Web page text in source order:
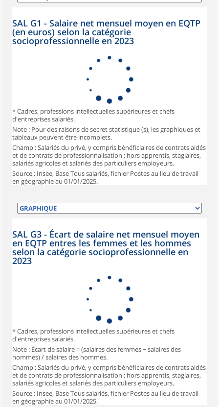
SAL G1 - Salaire net mensuel moyen en EQTP
(en euros) selon la catégorie
socioprofessionnelle en 2023
* Cadres, professions intellectuelles supérieures et chefs
d'entreprises salariés.
Note : Pour des raisons de secret statistique (s), les graphiques et
tableaux peuvent être incomplets.
Champ : Salariés du privé, y compris bénéficiaires de contrats aidés
et de contrats de professionnalisation ; hors apprentis, stagiaires,
salariés agricoles et salariés des particuliers employeurs.
Source : Insee, Base Tous salariés, fichier Postes au lieu de travail
en géographie au 01/01/2025.
SAL G3 - Écart de salaire net mensuel moyen
en EQTP entres les femmes et les hommes
selon la catégorie socioprofessionnelle en
2023
* Cadres, professions intellectuelles supérieures et chefs
d'entreprises salariés.
Note : Écart de salaire = (salaires des femmes − salaires des
hommes) / salaires des hommes.
Champ : Salariés du privé, y compris bénéficiaires de contrats aidés
et de contrats de professionnalisation ; hors apprentis, stagiaires,
salariés agricoles et salariés des particuliers employeurs.
Source : Insee, Base Tous salariés, fichier Postes au lieu de travail
en géographie au 01/01/2025.